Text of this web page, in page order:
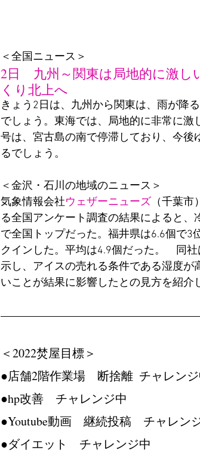
＜全国ニュース＞
2日　九州～関東は局地的に激し
くり北上へ
きょう2日は、九州から関東は、雨が降
でしょう。東海では、局地的に非常に
号は、宮古島の南で停滞しており、今後
るでしょう。
＜金沢・石川の地域のニュース＞
気象情報会社ウェザーニューズ （千葉
る全国アンケート調査の結果によると
で全国トップだった。福井県は6.6個で3
クインした。平均は4.9個だった。　同
示し、アイスの売れる条件である湿度
いことが結果に影響したとの見方を紹介
＜2022焚屋目標＞
●店舗2階作業場　断捨離  チャレン
●hp改善　チャレンジ中
●Youtube動画　継続投稿　チャレン
●ダイエット　チャレンジ中